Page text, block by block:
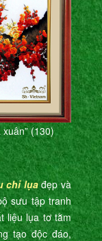
(130)
chỉ lụađẹp và
sưu tập tranh
liệu lụa tơ tằm
tạo độc đáo,